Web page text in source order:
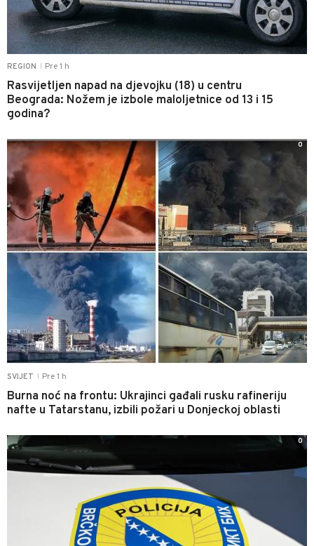
REGION Pre 1 h
Rasvijetljen napad na djevojku (18) u centru
Beograda: Nožem je izbole maloljetnice od 13 i 15
godina?
SVIJET Pre 1 h
Burna noć na frontu: Ukrajinci gađali rusku rafineriju
nafte u Tatarstanu, izbili požari u Donjeckoj oblasti
0
0